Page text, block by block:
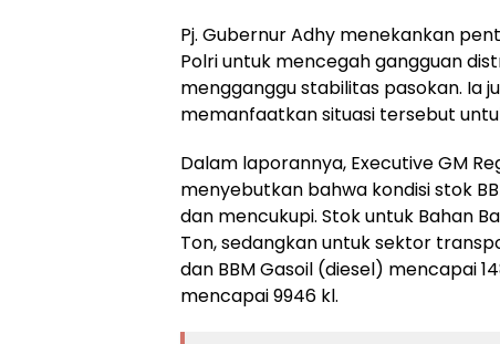
Pj. Gubernur Adhy menekankan
Polri untuk mencegah gangguan
mengganggu stabilitas pasokan. Ia
memanfaatkan situasi tersebut
Dalam laporannya, Executive GM
menyebutkan bahwa kondisi stok
dan mencukupi. Stok untuk Bahan
Ton, sedangkan untuk sektor
dan BBM Gasoil (diesel) mencapai
mencapai 9946 kl.